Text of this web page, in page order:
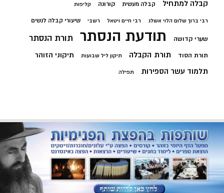
קבלה למתחיל קבלה מעשית קורונה קליפות
רבי ברוך שלום הלוי אשלג רבי חיים ויטאל רשבי שיעורי קבלה לנשים
שערי קדושה תודעת הנסתר תורת הנסתר
תורת הסוד תורת הקבלה תיקון ליל שבועות תיקוני הזוהר
תלמוד עשר הספירות תפילה